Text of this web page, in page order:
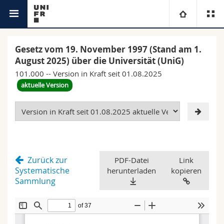
Studium
Forschung
Weiterbildung
Fakultäten
Rechtswissenschaftliche Fak.
Philosophische Fak.
Fak. für Erziehungs- und Bildungswissenschaften
Studieninteressierte
Medien
Forschende
Ressourcen
Ortsplan
Bibliotheken
Gesetz vom 19. November 1997 (Stand am 1.
August 2025) über die Universität (UniG)
101.000 -- Version in Kraft seit 01.08.2025
aktuelle Version
Zurück zur
Systematische
Sammlung
PDF-Datei
herunterladen
Link
kopieren